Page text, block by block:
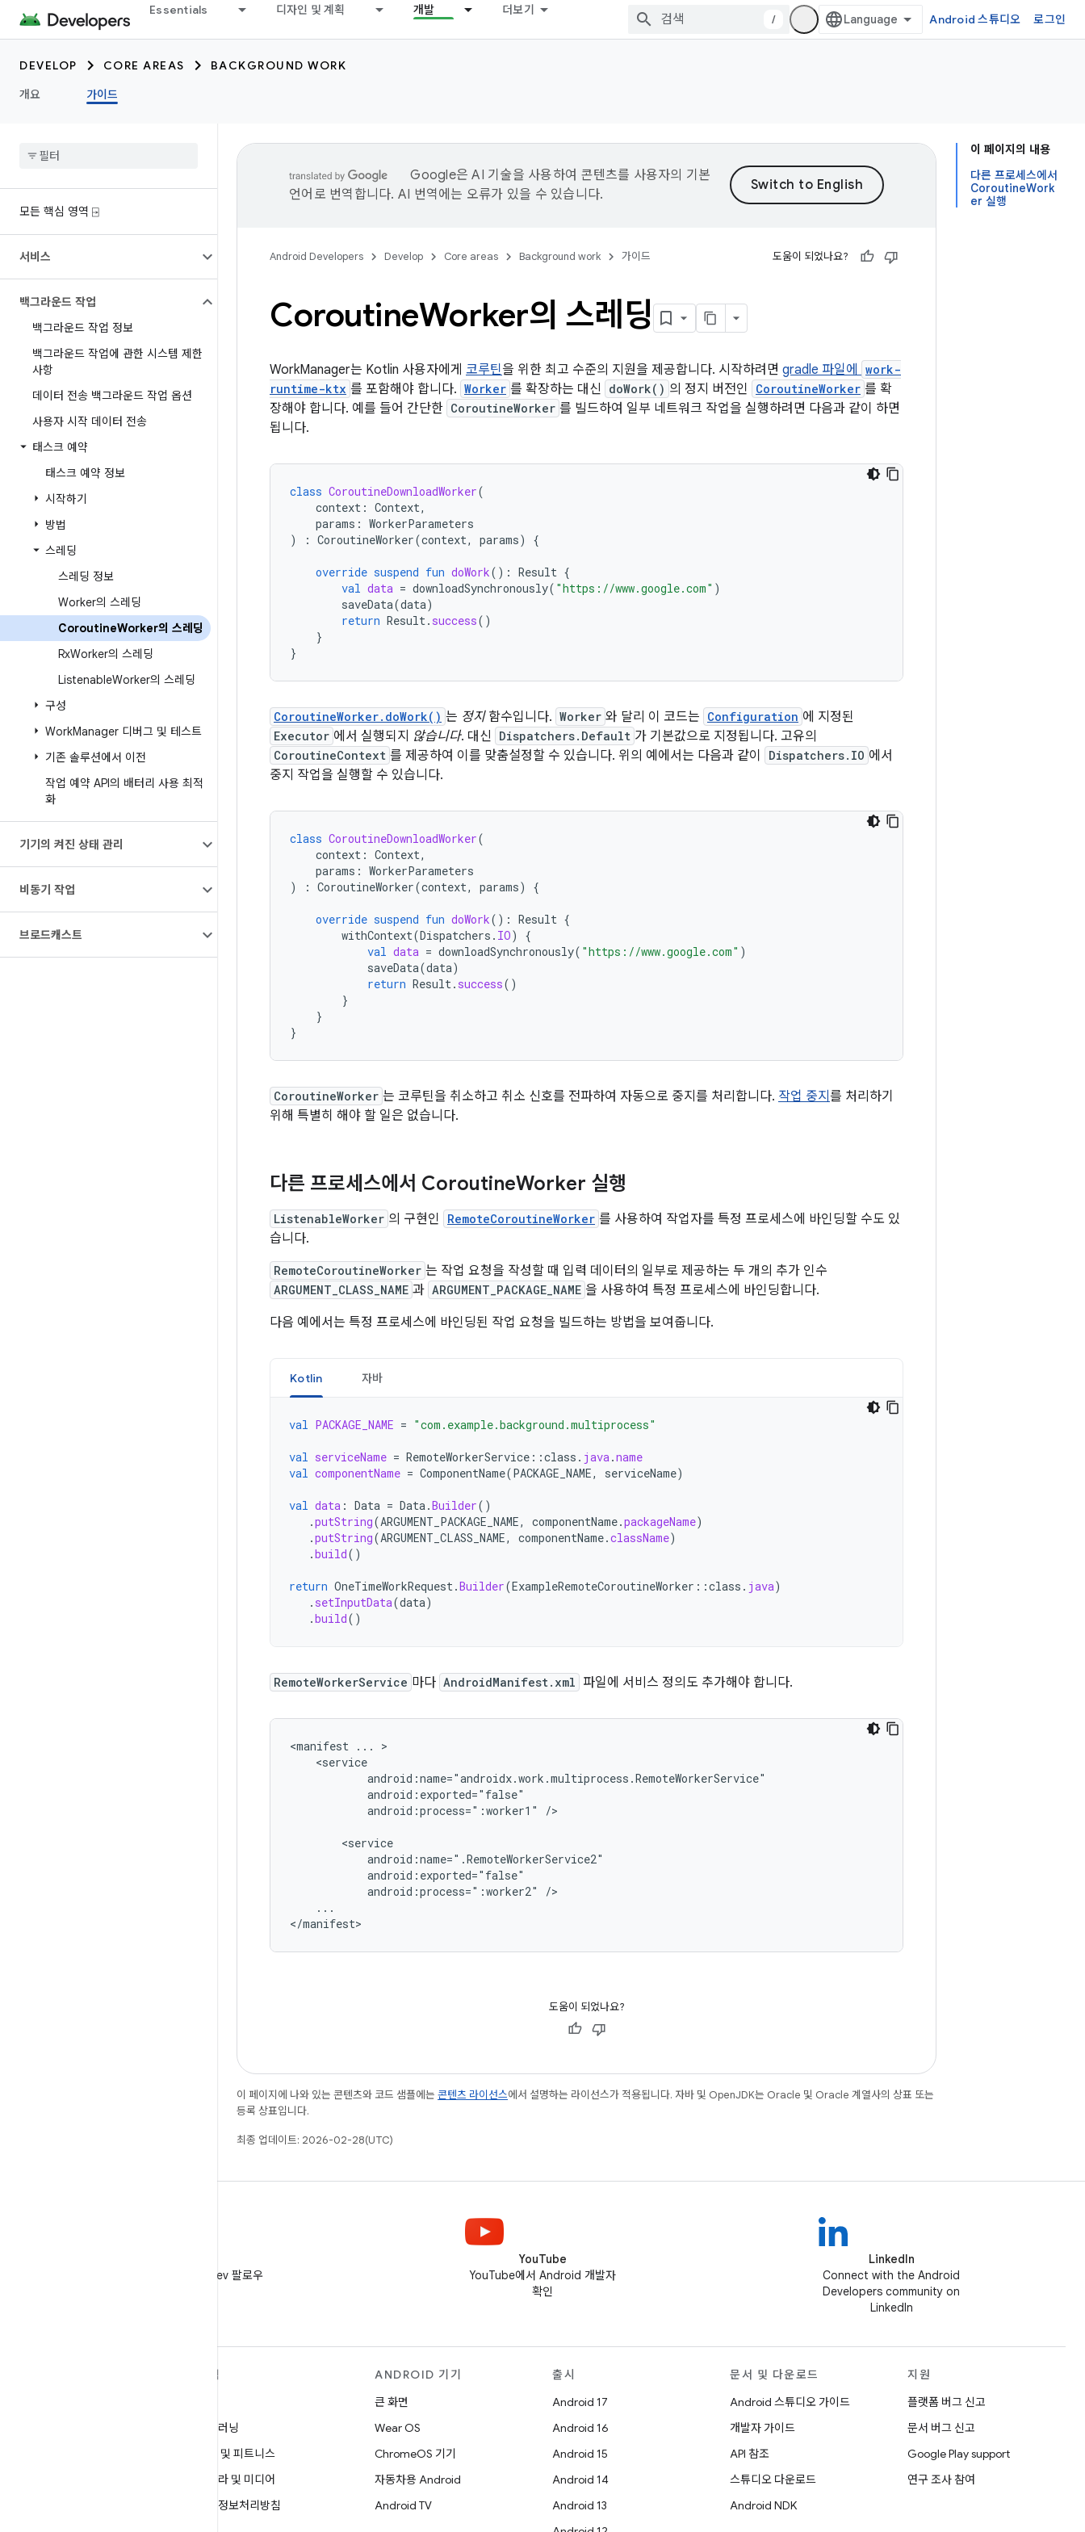
Essentials 디자인 및 계획 개발 더보기
/ Android 스튜디오 로그인
DEVELOP CORE AREAS
BACKGROUND WORK
개요
가이드
모든 핵심 영역 ⍈
서비스
백그라운드 작업
백그라운드 작업 정보
백그라운드 작업에 관한 시스템 제한
사항
데이터 전송 백그라운드 작업 옵션
사용자 시작 데이터 전송
태스크 예약
태스크 예약 정보
시작하기
방법
스레딩
스레딩 정보
Worker의 스레딩
CoroutineWorker의 스레딩
RxWorker의 스레딩
ListenableWorker의 스레딩
구성
WorkManager 디버그 및 테스트
기존 솔루션에서 이전
작업 예약 API의 배터리 사용 최적
화
기기의 켜진 상태 관리
비동기 작업
브로드캐스트
이 페이지의 내용
다른 프로세스에서
CoroutineWork
er 실행
Google은 AI 기술을 사용하여 콘텐츠를 사용자의 기본
언어로 번역합니다. AI 번역에는 오류가 있을 수 있습니다.
Android Developers Develop Core areas Background work 가이드 도움이 되었나요?
CoroutineWorker의 스레딩
WorkManager는 Kotlin 사용자에게 코루틴을 위한 최고 수준의 지원을 제공합니다. 시작하려면 gradle 파일에
work-
runtime-ktx 를 포함해야 합니다. Worker 를 확장하는 대신 doWork() 의 정지 버전인 CoroutineWorker 를 확
장해야 합니다. 예를 들어 간단한 CoroutineWorker 를 빌드하여 일부 네트워크 작업을 실행하려면 다음과 같이 하면
됩니다.
class CoroutineDownloadWorker(
context : Context,
params : WorkerParameters
)
: CoroutineWorker(context, params) {
override suspend fun doWork(): Result {
val data = downloadSynchronously( "https://www.google.com" )
saveData(data)
return Result. success()
}
}
CoroutineWorker.doWork() 는 정지함수입니다. Worker 와 달리 이 코드는 Configuration 에 지정된
Executor 에서 실행되지 않습니다. 대신 Dispatchers.Default 가 기본값으로 지정됩니다. 고유의
CoroutineContext 를 제공하여 이를 맞춤설정할 수 있습니다. 위의 예에서는 다음과 같이 Dispatchers.IO 에서
중지 작업을 실행할 수 있습니다.
class CoroutineDownloadWorker(
context : Context,
params : WorkerParameters
)
: CoroutineWorker(context, params) {
override suspend fun doWork(): Result {
withContext(Dispatchers . IO)
{
val data = downloadSynchronously( "https://www.google.com" )
saveData(data)
return Result. success()
}
}
}
CoroutineWorker 는 코루틴을 취소하고 취소 신호를 전파하여 자동으로 중지를 처리합니다. 작업 중지 를 처리하기
위해 특별히 해야 할 일은 없습니다.
다른 프로세스에서 CoroutineWorker 실행
ListenableWorker 의 구현인 RemoteCoroutineWorker 를 사용하여 작업자를 특정 프로세스에 바인딩할 수도 있
습니다.
RemoteCoroutineWorker 는 작업 요청을 작성할 때 입력 데이터의 일부로 제공하는 두 개의 추가 인수
ARGUMENT_CLASS_NAME 과 ARGUMENT_PACKAGE_NAME 을 사용하여 특정 프로세스에 바인딩합니다.
다음 예에서는 특정 프로세스에 바인딩된 작업 요청을 빌드하는 방법을 보여줍니다.
Kotlin 자바
val PACKAGE_NAME = "com.example.background.multiprocess"
val serviceName = RemoteWorkerService ::class . java.name
val componentName = ComponentName(PACKAGE_NAME, serviceName)
val data : Data = Data.Builder()
.putString(ARGUMENT_PACKAGE_NAME, componentName.packageName)
.putString(ARGUMENT_CLASS_NAME, componentName.className)
.build()
return OneTimeWorkRequest.Builder(ExampleRemoteCoroutineWorker ::class . java)
. setInputData(data)
.build()
RemoteWorkerService 마다 AndroidManifest.xml 파일에 서비스 정의도 추가해야 합니다.
<manifest ...
android:process=":worker1"
/>
android:process=":worker2"
...
</manifest>
도움이 되었나요?
이 페이지에 나와 있는 콘텐츠와 코드 샘플에는 콘텐츠 라이선스에서 설명하는 라이선스가 적용됩니다. 자바 및 OpenJDK는 Oracle 및 Oracle 계열사의 상표 또는
등록 상표입니다.
최종 업데이트: 2026-02-28(UTC)
X에서 @AndroidDev 팔로우
YouTube
YouTube에서 Android 개발자
확인
LinkedIn
Connect with the Android
Developers community on
LinkedIn
탐색
머신러닝
건강 및 피트니스
카메라 및 미디어
개인정보처리방침
ANDROID 기기
큰 화면
Wear OS
ChromeOS 기기
자동차용 Android
Android TV
출시
Android 17
Android 16
Android 15
Android 14
Android 13
문서 및 다운로드
Android 스튜디오 가이드
개발자 가이드
API 참조
스튜디오 다운로드
Android NDK
지원
플랫폼 버그 신고
문서 버그 신고
Google Play support
연구 조사 참여